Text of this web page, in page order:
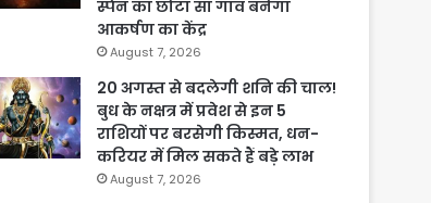
स्पेन का छोटा सा गांव बनेगा
आकर्षण का केंद्र
August 7, 2026
20 अगस्त से बदलेगी शनि की चाल!
बुध के नक्षत्र में प्रवेश से इन 5
राशियों पर बरसेगी किस्मत, धन-
करियर में मिल सकते हैं बड़े लाभ
August 7, 2026